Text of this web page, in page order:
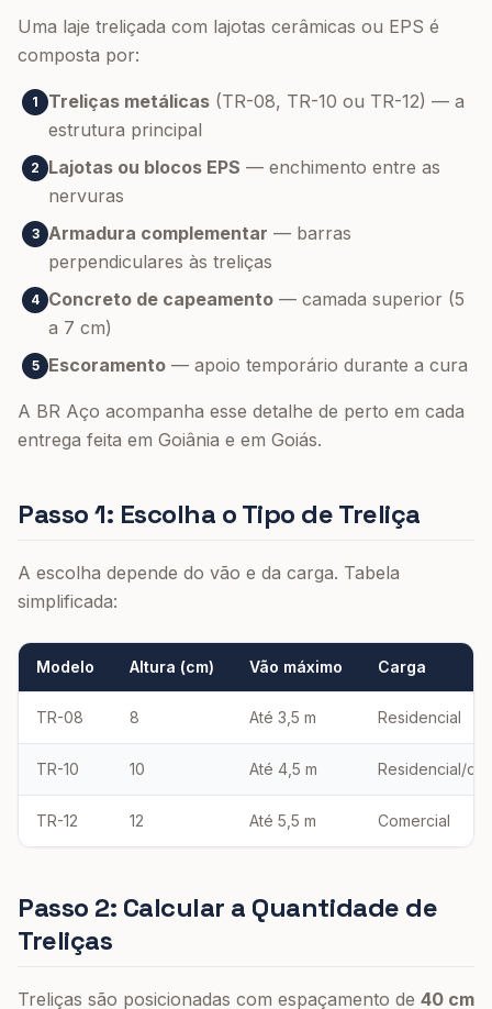
Uma laje treliçada com lajotas cerâmicas ou EPS é
composta por:
1 Treliças metálicas (TR-08, TR-10 ou TR-12) — a
estrutura principal
2 Lajotas ou blocos EPS — enchimento entre as
nervuras
3 Armadura complementar — barras
perpendiculares às treliças
4 Concreto de capeamento — camada superior (5
a 7 cm)
5 Escoramento — apoio temporário durante a cura
A BR Aço acompanha esse detalhe de perto em cada
entrega feita em Goiânia e em Goiás.
Passo 1: Escolha o Tipo de Treliça
A escolha depende do vão e da carga. Tabela
simplificada:
Modelo Altura (cm) Vão máximo Carga
TR-08 8 Até 3,5 m Residencial
TR-10 10 Até 4,5 m Residencial/
TR-12 12 Até 5,5 m Comercial
Passo 2: Calcular a Quantidade de
Treliças
Treliças são posicionadas com espaçamento de 40 cm